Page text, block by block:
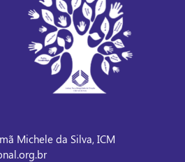
Michele da Silva, ICM